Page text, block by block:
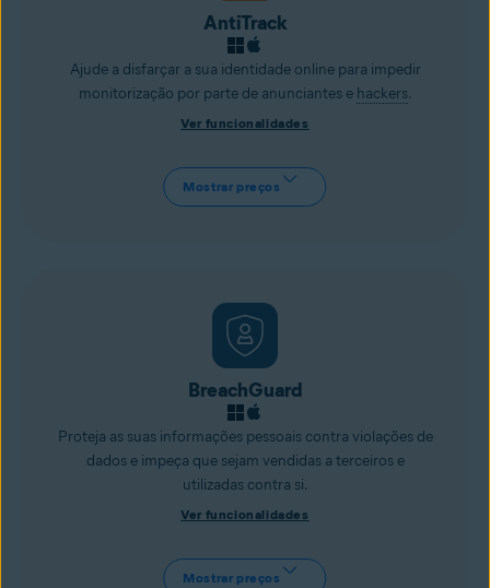
AntiTrack
Ajude a disfarçar a sua identidade online para impedir
monitorização por parte de anunciantes e hackers.
Ver funcionalidades
Mostrar preços
BreachGuard
Proteja as suas informações pessoais contra violações de
dados e impeça que sejam vendidas a terceiros e
utilizadas contra si.
Ver funcionalidades
Mostrar preços